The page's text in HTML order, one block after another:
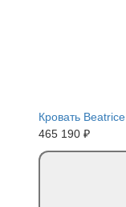
Кровать Beatrice
465 190 ₽